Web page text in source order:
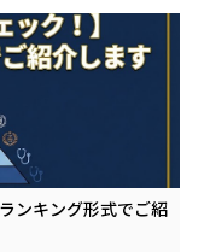
ンキング形式でご紹